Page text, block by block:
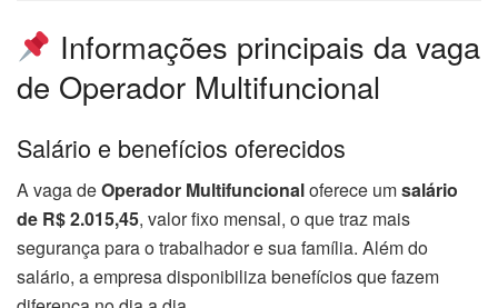
Informações principais da vaga
de Operador Multifuncional
Salário e benefícios oferecidos
A vaga deOperador Multifuncionaloferece umsalário
de R$ 2.015,45, valor fixo mensal, o que traz mais
segurança para o trabalhador e sua família. Além do
salário, a empresa disponibiliza benefícios que fazem